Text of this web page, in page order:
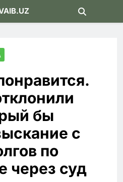
бы
с
по
через суд